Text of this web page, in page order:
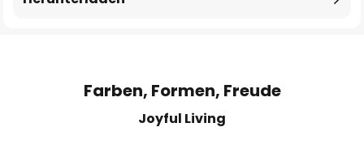
Farben, Formen, Freude
Joyful Living